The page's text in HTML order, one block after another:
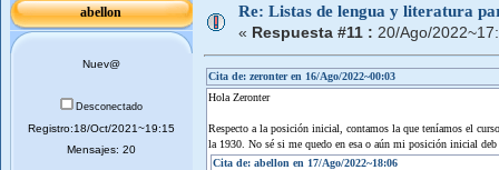
abellon
Nuev@
Desconectado
Registro:18/Oct/2021~19:15
Mensajes: 20
Re: Listas de lengua y literatura
« Respuesta #11 : 20/Ago/
Cita de: zeronter en 16/Ago/2022~00:03
Hola Zeronter
Respecto a la posición inicial, contamos la que teníamos el
la 1930. No sé si me quedo en esa o aún mi posición inicial deb
Cita de: abellon en 17/Ago/2022~18:06